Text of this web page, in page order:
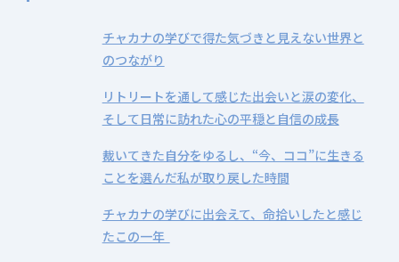
チャカナの学びで得た気づきと見えない世界と
のつながり
リトリートを通して感じた出会いと涙の変化、
そして日常に訪れた心の平穏と自信の成長
裁いてきた自分をゆるし、“今、ココ”に生きる
ことを選んだ私が取り戻した時間
チャカナの学びに出会えて、命拾いしたと感じ
たこの一年